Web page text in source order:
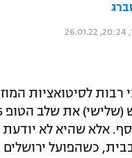
רבות לסיטואציות
כשהפועל ירושלים